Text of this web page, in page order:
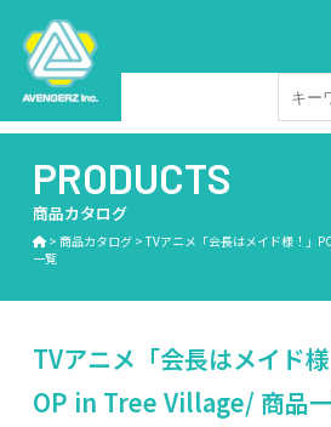
PRODUCTS
商品カタログ
> 商品カタログ>TVアニメ「会長はメイド様！」
一覧
TVアニメ「会長はメイド
OP in Tree Village/ 商品